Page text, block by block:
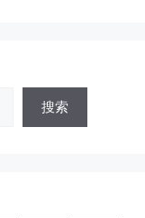
搜索